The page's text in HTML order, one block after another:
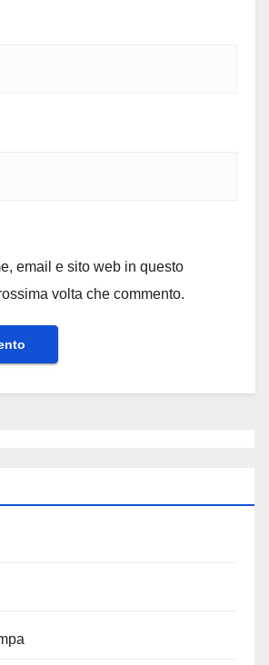
email e sito web in questo
volta che commento.